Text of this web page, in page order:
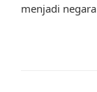
menjadi